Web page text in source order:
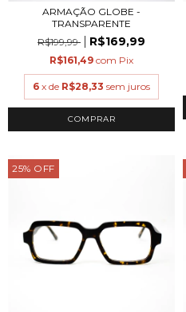
ARMAÇÃO GLOBE -
TRANSPARENTE
R$199,99
R$169,99
R$161,49 com Pix
6 x de R$28,33 sem juros
COMPRAR
25% OFF